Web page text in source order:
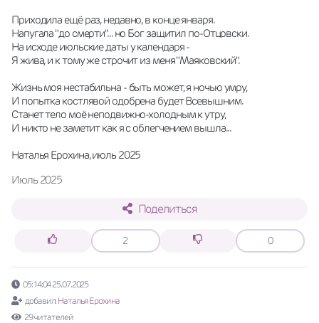
Приходила ещё раз, недавно, в конце января.
Напугала "до смерти"... но Бог защитил по-Отцовски.
На исходе июльские даты у календаря -
Я жива, и к тому же строчит из меня "Маяковский".
Жизнь моя нестабильна - быть может, я ночью умру,
И попытка костлявой одобрена будет Всевышним.
Станет тело моё неподвижно-холодным к утру,
И никто не заметит как я с облегчением вышла...
Наталья Ерохина, июль 2025
Июль 2025
Поделиться
2 0
05:14:04 25.07.2025
добавил: Наталья Ерохина
29 читателей